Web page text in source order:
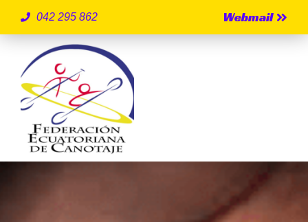
042 295 862 Webmail